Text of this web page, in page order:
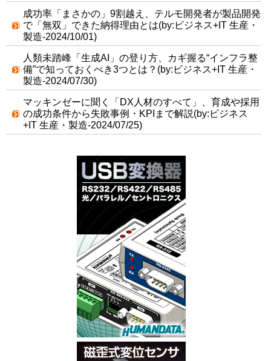
成功率「まさかの」9割越え、テルモ開発者が製品開発
で「無双」できた納得理由とは(by:ビジネス+IT 生産・
製造-2024/10/01)
人類未踏峰「生成AI」の登り方、カギ握る“インフラ整
備”で知っておくべき3つとは？(by:ビジネス+IT 生産・
製造-2024/07/30)
マッキンゼーに聞く「DX人材のすべて」、育成や採用
の成功条件から失敗事例・KPIまで解説(by:ビジネス
+IT 生産・製造-2024/07/25)